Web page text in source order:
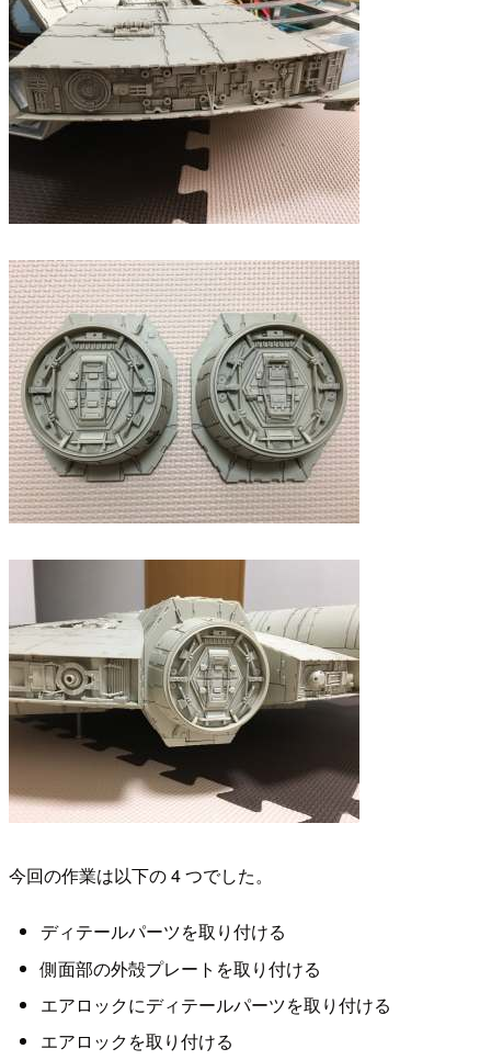
今回の作業は以下の 4 つでした。
ディテールパーツを取り付ける
側面部の外殻プレートを取り付ける
エアロックにディテールパーツを取り付ける
エアロックを取り付ける